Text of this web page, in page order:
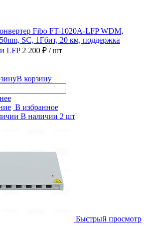
Fibo FT-1020A-LFP WDM,
SC, 1Гбит, 20 км, поддержка
LFP 2 200 ₽ / шт
В корзину
В избранное
В наличии 2 шт
Быстрый просмотр